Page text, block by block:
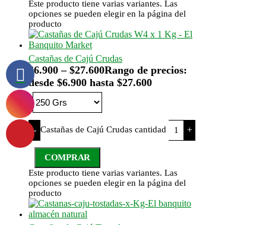
Este producto tiene varias variantes. Las
opciones se pueden elegir en la página del
producto
Castañas de Cajú Crudas
$6.900 – $27.600Rango de precios:
desde $6.900 hasta $27.600
- Castañas de Cajú Crudas cantidad +
COMPRAR
Este producto tiene varias variantes. Las
opciones se pueden elegir en la página del
producto